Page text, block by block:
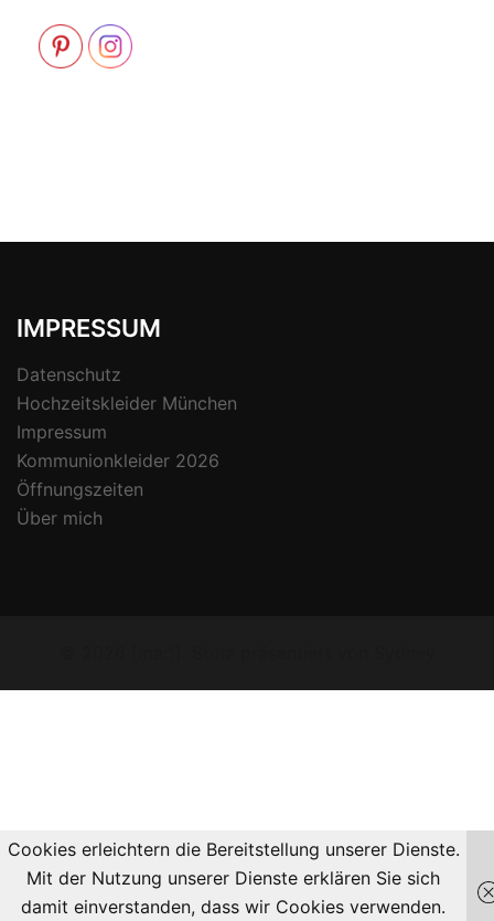
IMPRESSUM
Datenschutz
Hochzeitskleider München
Impressum
Kommunionkleider 2026
Öffnungszeiten
Über mich
Cookies erleichtern die Bereitstellung unserer Dienste.
Mit der Nutzung unserer Dienste erklären Sie sich
damit einverstanden, dass wir Cookies verwenden.